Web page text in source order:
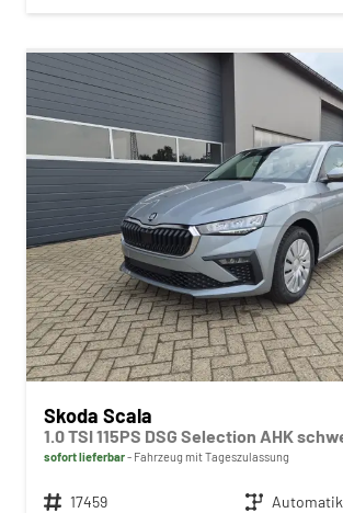
Skoda Scala
sofort lieferbar Fahrzeug mit Tageszulassung
Fahrzeugnr. 17459 Getriebe Automatik